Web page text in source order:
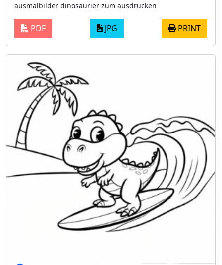
ausmalbilder dinosaurier zum ausdrucken
PDF JPG PRINT